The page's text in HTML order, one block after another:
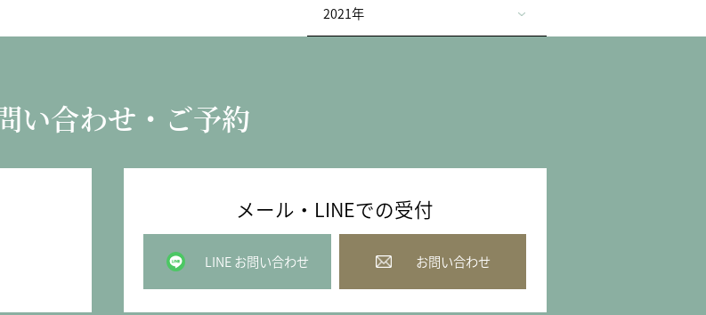
2021年
い合わせ・ご予約
メール・LINEでの受付
LINE お問い合わせ お問い合わせ